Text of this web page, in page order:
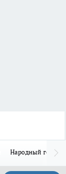
Народный герой